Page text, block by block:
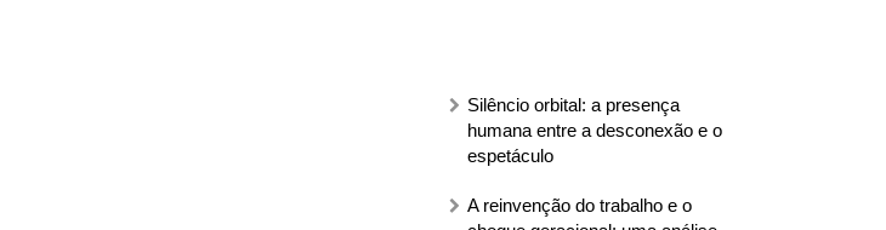
Silêncio orbital: a presença
humana entre a desconexão e o
espetáculo
A reinvenção do trabalho e o